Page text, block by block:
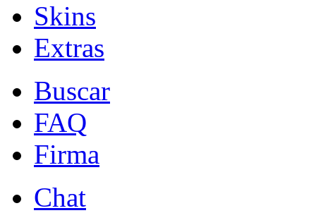
Skins
Extras
Buscar
FAQ
Firma
Chat